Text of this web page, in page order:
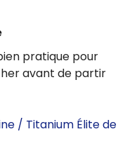
pratique pour
avant de partir
/ Titanium Élite de